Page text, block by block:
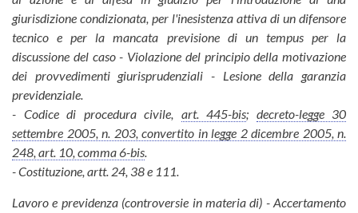
giurisdizione condizionata, per l'inesistenza attiva di un difensore
tecnico e per la mancata previsione di un tempus per la
discussione del caso - Violazione del principio della motivazione
dei provvedimenti giurisprudenziali - Lesione della garanzia
previdenziale.
- Codice di procedura civile, art. 445-bis; decreto-legge 30
settembre 2005, n. 203, convertito in legge 2 dicembre 2005, n.
248, art. 10, comma 6-bis.
- Costituzione, artt. 24, 38 e 111.
Lavoro e previdenza (controversie in materia di) - Accertamento